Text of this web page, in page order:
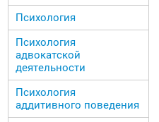
Психология
Психология
адвокатской
деятельности
Психология
аддитивного поведения